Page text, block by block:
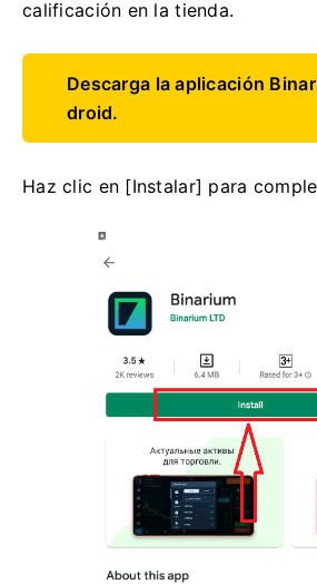
calificación en la tienda.
Descarga la aplicación
droid.
Haz clic en [Instalar] para